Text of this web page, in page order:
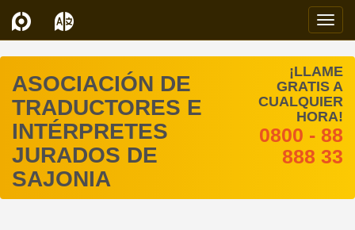
ASOCIACIÓN DE
TRADUCTORES E
INTÉRPRETES
JURADOS DE
SAJONIA
¡LLAME
GRATIS A
CUALQUIER
HORA!
0800 - 88
888 33